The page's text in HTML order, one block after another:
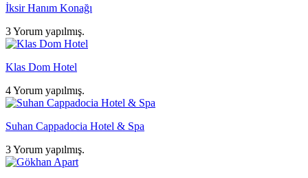
İksir Hanım Konağı
3 Yorum yapılmış.
Klas Dom Hotel
4 Yorum yapılmış.
Suhan Cappadocia Hotel & Spa
3 Yorum yapılmış.